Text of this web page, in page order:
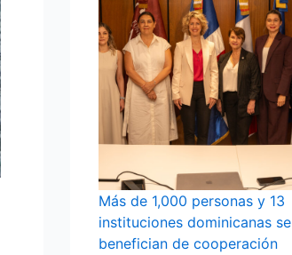
Más de 1,000 personas y 13
instituciones dominicanas se
benefician de cooperación